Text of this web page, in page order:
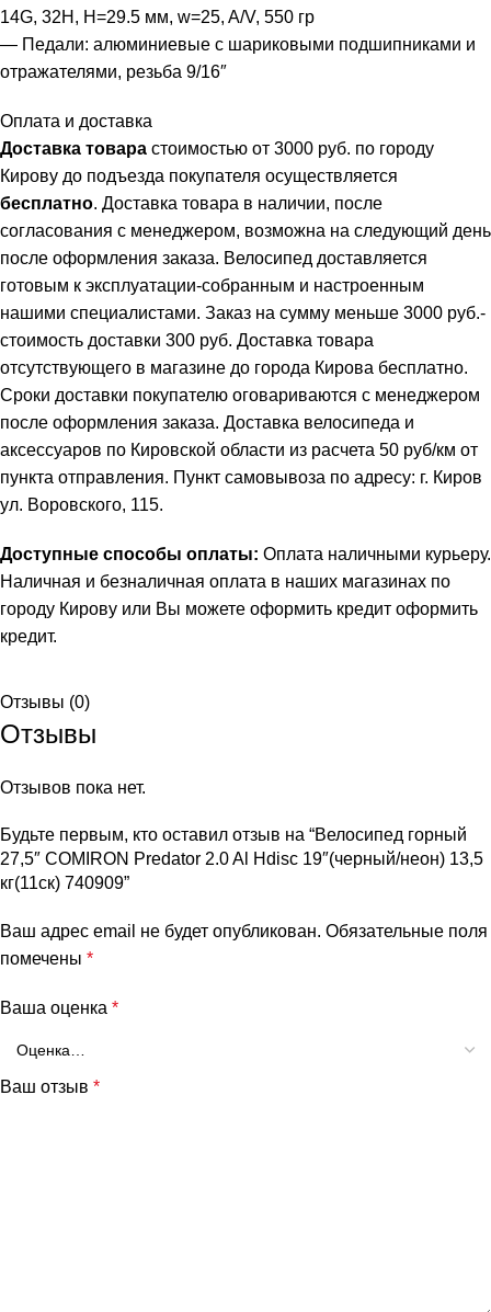
14G, 32H, H=29.5 мм, w=25, A/V, 550 гр
— Педали: алюминиевые с шариковыми подшипниками и
отражателями, резьба 9/16″
Оплата и доставка
Доставка товара стоимостью от 3000 руб. по городу
Кирову до подъезда покупателя осуществляется
бесплатно. Доставка товара в наличии, после
согласования с менеджером, возможна на следующий день
после оформления заказа. Велосипед доставляется
готовым к эксплуатации-собранным и настроенным
нашими специалистами. Заказ на сумму меньше 3000 руб.-
стоимость доставки 300 руб. Доставка товара
отсутствующего в магазине до города Кирова бесплатно.
Сроки доставки покупателю оговариваются с менеджером
после оформления заказа. Доставка велосипеда и
аксессуаров по Кировской области из расчета 50 руб/км от
пункта отправления. Пункт самовывоза по адресу: г. Киров
ул. Воровского, 115.
Доступные способы оплаты: Оплата наличными курьеру.
Наличная и безналичная оплата в наших магазинах по
городу Кирову или Вы можете оформить кредит оформить
кредит.
Отзывы (0)
Отзывы
Отзывов пока нет.
Будьте первым, кто оставил отзыв на “Велосипед горный
27,5″ COMIRON Predator 2.0 Al Hdisc 19″(черный/неон) 13,5
кг(11ск) 740909”
Ваш адрес email не будет опубликован. Обязательные поля
помечены *
Ваша оценка *
Ваш отзыв *